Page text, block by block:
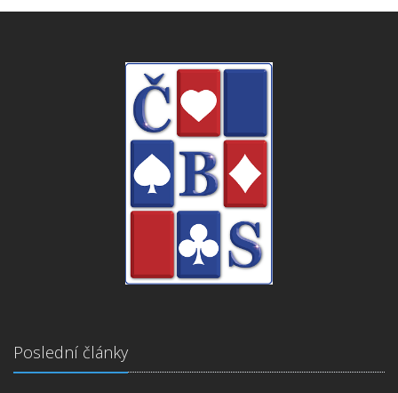
Poslední články